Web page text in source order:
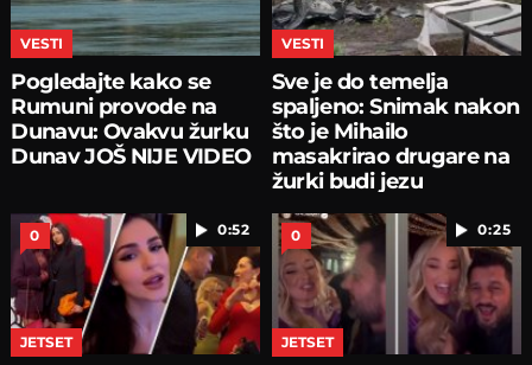
VESTI
Pogledajte kako se
Rumuni provode na
Dunavu: Ovakvu žurku
Dunav JOŠ NIJE VIDEO
VESTI
Sve je do temelja
spaljeno: Snimak nakon
što je Mihailo
masakrirao drugare na
žurki budi jezu
0:52
0
JETSET
0:25
0
JETSET